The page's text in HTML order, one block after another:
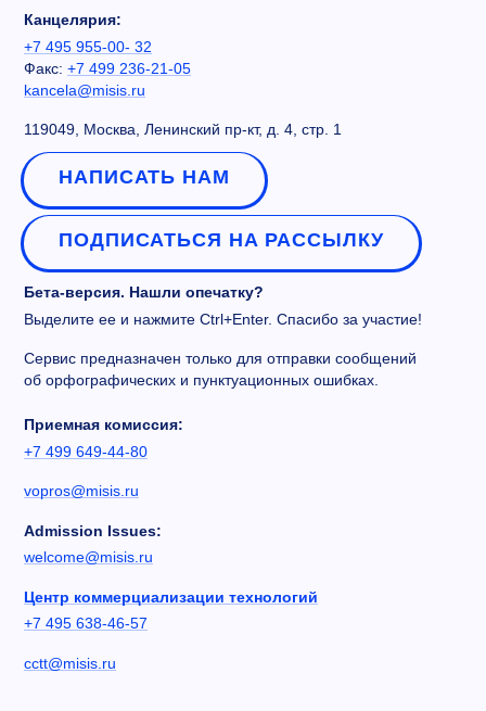
Канцелярия:
+7 495 955-00- 32
Факс: +7 499 236-21-05
kancela@misis.ru
119049, Москва, Ленинский пр-кт, д. 4, стр. 1
НАПИСАТЬ НАМ
ПОДПИСАТЬСЯ НА РАССЫЛКУ
Бета-версия. Нашли опечатку?
Выделите ее и нажмите Ctrl+Enter. Спасибо за участие!
Сервис предназначен только для отправки сообщений
об орфографических и пунктуационных ошибках.
Приемная комиссия:
+7 499 649-44-80
vopros@misis.ru
Admission Issues:
welcome@misis.ru
Центр коммерциализации технологий
+7 495 638-46-57
cctt@misis.ru